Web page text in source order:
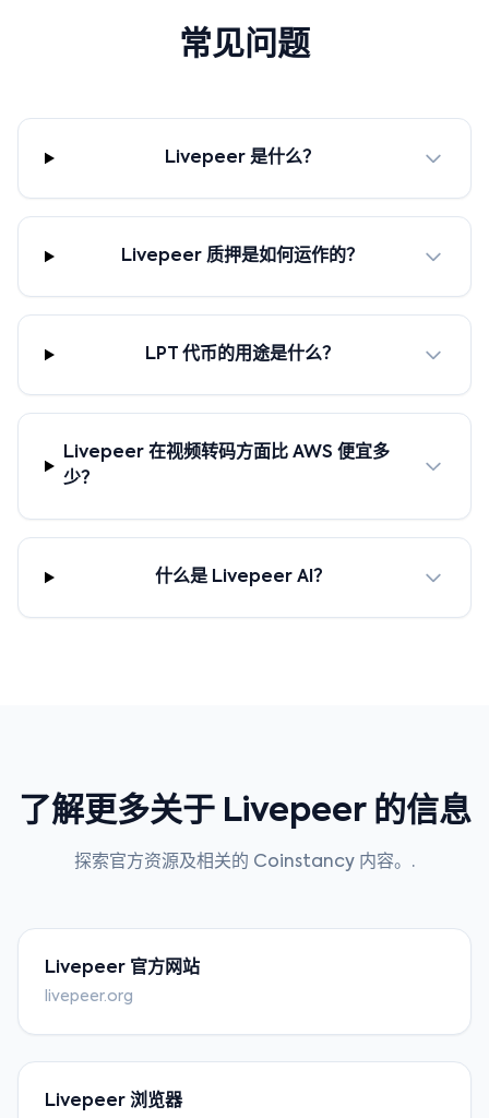
常见问题
Livepeer 是什么？
Livepeer 质押是如何运作的？
LPT 代币的用途是什么？
Livepeer 在视频转码方面比 AWS 便宜多
少？
什么是 Livepeer AI？
了解更多关于 Livepeer 的信息
探索官方资源及相关的 Coinstancy 内容。.
Livepeer 官方网站
livepeer.org
Livepeer 浏览器